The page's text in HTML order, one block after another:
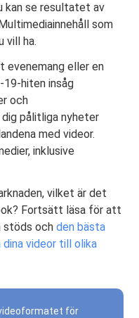
kan se resultatet av
som
vill ha.
evenemang eller en
19-hiten insåg
och
pålitliga nyheter
med videor.
inklusive
vilket är det
Fortsätt läsa för att
stöds ochden bästa
videor till olika
för